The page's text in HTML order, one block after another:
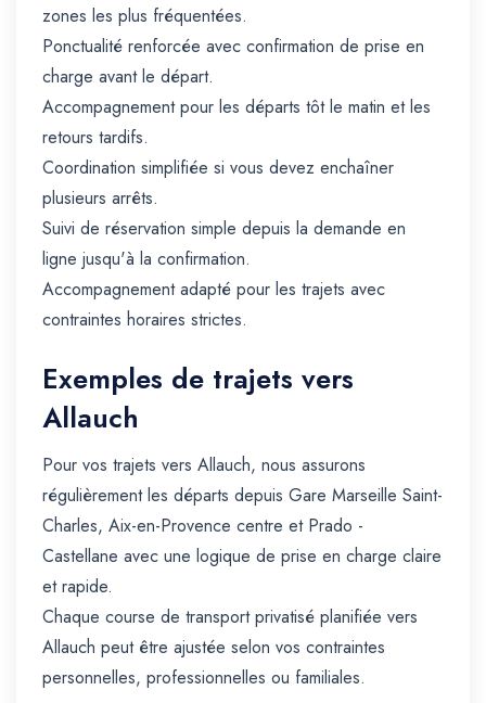
zones les plus fréquentées.
Ponctualité renforcée avec confirmation de prise en
charge avant le départ.
Accompagnement pour les départs tôt le matin et les
retours tardifs.
Coordination simplifiée si vous devez enchaîner
plusieurs arrêts.
Suivi de réservation simple depuis la demande en
ligne jusqu'à la confirmation.
Accompagnement adapté pour les trajets avec
contraintes horaires strictes.
Exemples de trajets vers
Allauch
Pour vos trajets vers Allauch, nous assurons
régulièrement les départs depuis Gare Marseille Saint-
Charles, Aix-en-Provence centre et Prado -
Castellane avec une logique de prise en charge claire
et rapide.
Chaque course de transport privatisé planifiée vers
Allauch peut être ajustée selon vos contraintes
personnelles, professionnelles ou familiales.